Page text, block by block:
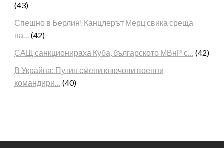
(43)
Спешно в Берлин! Канцлерът Мерц свика среща
на… (42)
САЩ санкционираха Куба, българското МВнР с… (42)
В Украйна: Путин смени ключови военни
командири… (40)